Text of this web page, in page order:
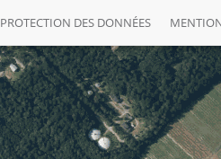
PROTECTION DES DONNÉES